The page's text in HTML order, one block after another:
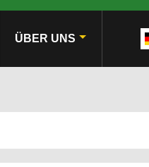
ÜBER UNS